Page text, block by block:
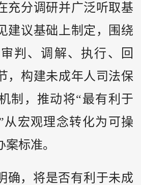
充分调研并广泛听取基
建议基础上制定，围绕
判、调解、执行、回
，构建未成年人司法保
制，推动将“最有利于
从宏观理念转化为可操
标准。
确，将是否有利于未成